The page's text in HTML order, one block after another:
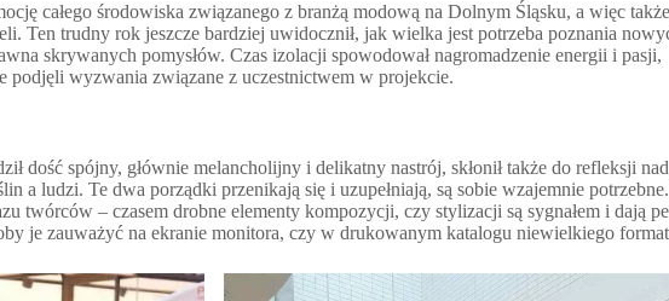
całego środowiska związanego z branżą modową na Dolnym Śląsku, a więc także
Ten trudny rok jeszcze bardziej uwidocznił, jak wielka jest potrzeba poznania
skrywanych pomysłów. Czas izolacji spowodował nagromadzenie energii i pasji,
podjęli wyzwania związane z uczestnictwem w projekcie.
dość spójny, głównie melancholijny i delikatny nastrój, skłonił także do refleksji nad
a ludzi. Te dwa porządki przenikają się i uzupełniają, są sobie wzajemnie
twórców – czasem drobne elementy kompozycji, czy stylizacji są sygnałem i dają
je zauważyć na ekranie monitora, czy w drukowanym katalogu niewielkiego